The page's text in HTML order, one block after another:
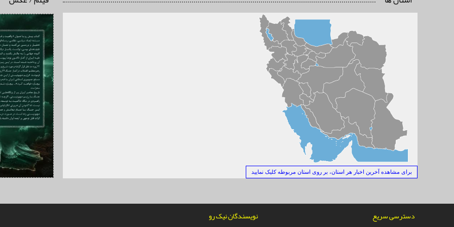
برای مشاهده آخرین اخبار هر استان، بر روی استان مربوطه کلیک نمایید
دسترسی سریع نویسندگان نیک رو